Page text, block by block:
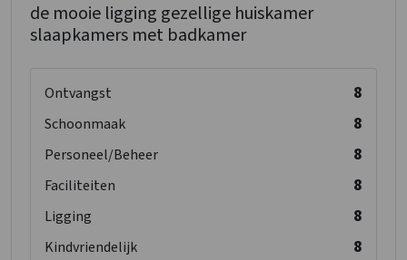
de mooie ligging gezellige huiskamer
slaapkamers met badkamer
Ontvangst 8
Schoonmaak 8
Personeel/Beheer 8
Faciliteiten 8
Ligging 8
Kindvriendelijk 8